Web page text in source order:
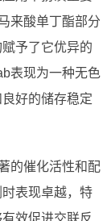
来酸单丁酯部分
予了它优异的
表现为一种无色
好的储存稳定
的催化活性和配
表现卓越，特